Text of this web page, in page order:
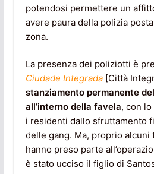
potendosi permettere un
avere paura della polizia
zona.
La presenza dei poliziotti è
Ciudade Integrada[Città
stanziamento permanente
all’interno della favela, con
i residenti dallo sfruttamento
delle gang. Ma, proprio
hanno preso parte
è stato ucciso il figlio di